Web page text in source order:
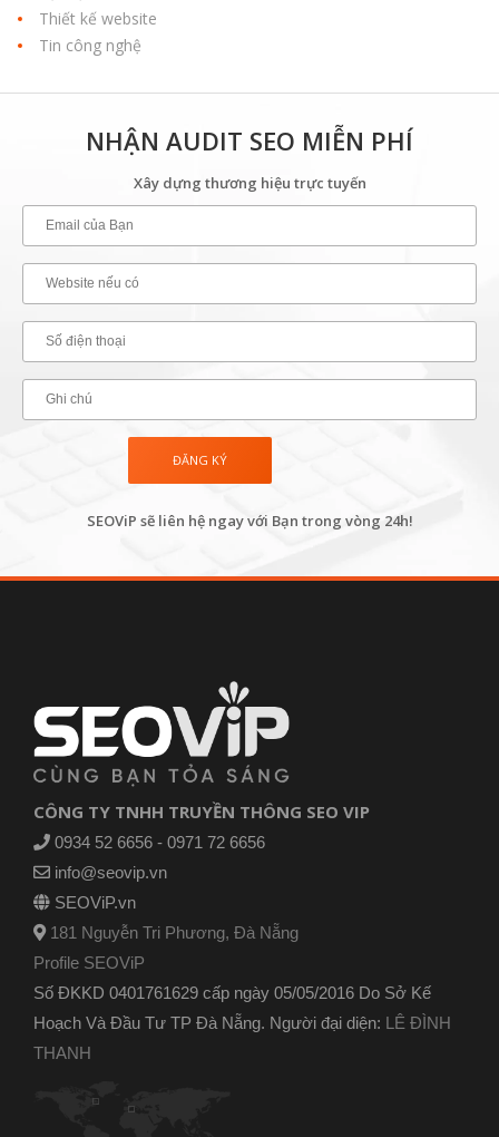
Thiết kế website
Tin công nghệ
NHẬN AUDIT SEO MIỄN PHÍ
Xây dựng thương hiệu trực tuyến
SEOViP sẽ liên hệ ngay với Bạn trong vòng 24h!
CÔNG TY TNHH TRUYỀN THÔNG SEO VIP
0934 52 6656 - 0971 72 6656
info@seovip.vn
SEOViP.vn
181 Nguyễn Tri Phương, Đà Nẵng
Profile SEOViP
Số ĐKKD 0401761629 cấp ngày 05/05/2016 Do Sở Kế
Hoạch Và Đầu Tư TP Đà Nẵng. Người đại diện: LÊ ĐÌNH
THANH